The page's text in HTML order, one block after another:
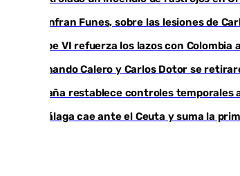
Juanfran Funes, sobre las lesiones de
Felipe VI refuerza los lazos con
Fernando Calero y Carlos Dotor se
España restablece controles
El Málaga cae ante el Ceuta y suma la